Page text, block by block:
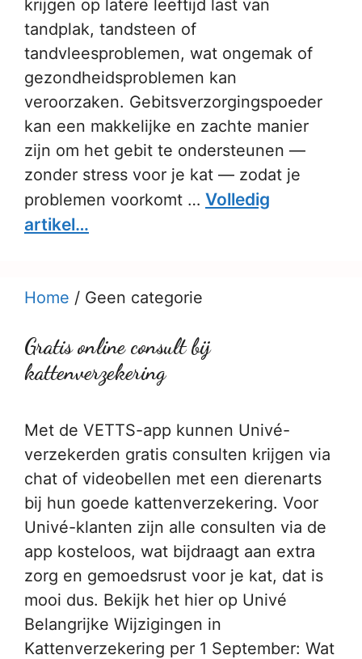
krijgen op latere leeftijd last van
tandplak, tandsteen of
tandvleesproblemen, wat ongemak of
gezondheidsproblemen kan
veroorzaken. Gebitsverzorgingspoeder
kan een makkelijke en zachte manier
zijn om het gebit te ondersteunen —
zonder stress voor je kat — zodat je
problemen voorkomt … Volledig
artikel…
Home / Geen categorie
Gratis online consult bij
kattenverzekering
Met de VETTS-app kunnen Univé-
verzekerden gratis consulten krijgen via
chat of videobellen met een dierenarts
bij hun goede kattenverzekering. Voor
Univé-klanten zijn alle consulten via de
app kosteloos, wat bijdraagt aan extra
zorg en gemoedsrust voor je kat, dat is
mooi dus. Bekijk het hier op Univé
Belangrijke Wijzigingen in
Kattenverzekering per 1 September: Wat